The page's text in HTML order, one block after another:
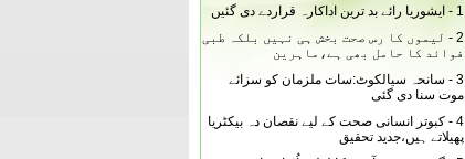
1 -
ایشوریا رائے بد ترین اداکارہ قراردے دی گئیں
2 -
لیموں کا رس صحت بخش ہی نہیں بلکہ طبی
فوائد کا حامل بھی ہے،ماہرین
3 -
سانحہ سیالکوٹ:سات ملزمان کو سزائے
موت سنا دی گئی
4 -
کبوتر انسانی صحت کے لیے نقصان دہ بیکٹریا
پھیلاتے ہیں،جدید تحقیق